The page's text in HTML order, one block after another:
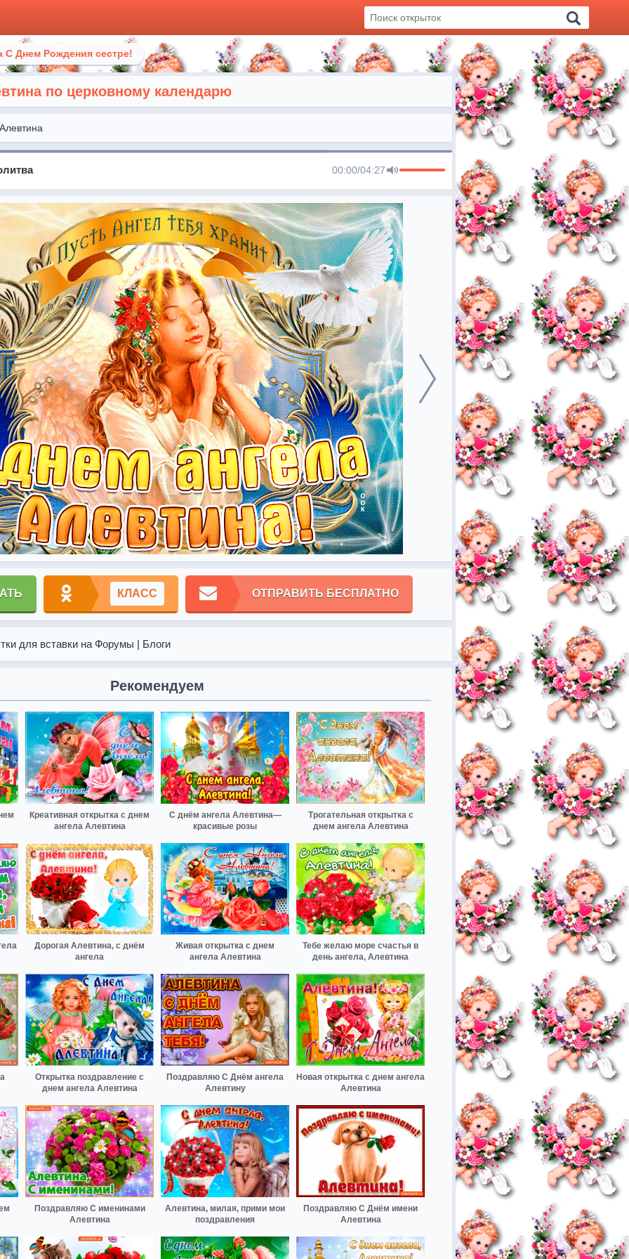
С Днем Рождения сестре!
по церковному календарю
Алевтина
00:00/04:27
КЛАСС ОТПРАВИТЬ БЕСПЛАТНО
для вставки на Форумы | Блоги
Рекомендуем
Креативная открытка с днем
ангела Алевтина
С днём ангела Алевтина—
красивые розы
Трогательная открытка с
днем ангела Алевтина
Дорогая Алевтина, с днём
ангела
Живая открытка с днем
ангела Алевтина
Тебе желаю море счастья в
день ангела, Алевтина
Открытка поздравление с
днем ангела Алевтина
Поздравляю С Днём ангела
Алевтину
Новая открытка с днем ангела
Алевтина
Поздравляю С именинами
Алевтина
Алевтина, милая, прими мои
поздравления
Поздравляю С Днём имени
Алевтина